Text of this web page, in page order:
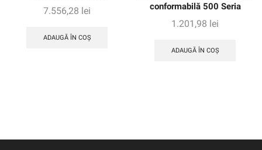
7.556,28 lei
ADAUGĂ ÎN COȘ
conformabilă 500 Seria
1.201,98 lei
ADAUGĂ ÎN COȘ